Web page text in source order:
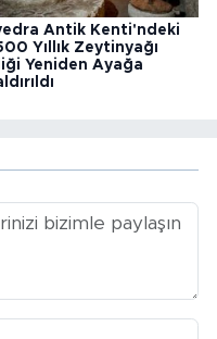
Antik Kenti'ndeki
Yıllık Zeytinyağı
Yeniden Ayağa